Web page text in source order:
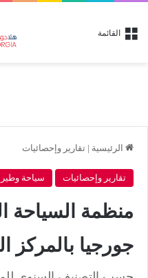
القائمة
الرئيسية | تقارير وإحصائيات
تقارير وإحصائيات سياحة
جورجيا بالمركز